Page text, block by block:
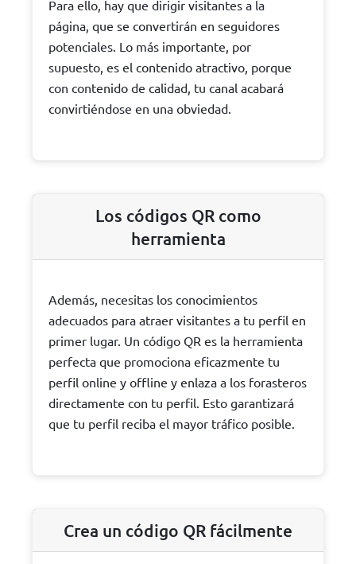
Para ello, hay que dirigir visitantes a la
página, que se convertirán en seguidores
potenciales. Lo más importante, por
supuesto, es el contenido atractivo, porque
con contenido de calidad, tu canal acabará
convirtiéndose en una obviedad.
Los códigos QR como
herramienta
Además, necesitas los conocimientos
adecuados para atraer visitantes a tu perfil en
primer lugar. Un código QR es la herramienta
perfecta que promociona eficazmente tu
perfil online y offline y enlaza a los forasteros
directamente con tu perfil. Esto garantizará
que tu perfil reciba el mayor tráfico posible.
Crea un código QR fácilmente